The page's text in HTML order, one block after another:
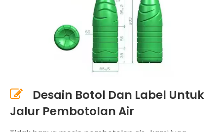

Desain Botol Dan Label Untuk
Jalur Pembotolan Air